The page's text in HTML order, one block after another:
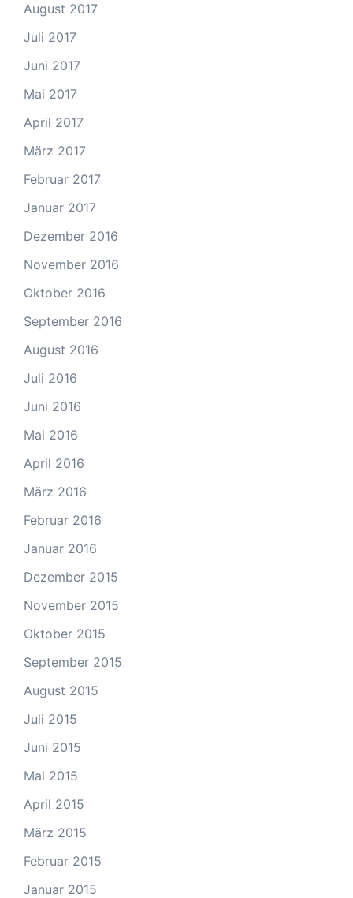
August 2017
Juli 2017
Juni 2017
Mai 2017
April 2017
März 2017
Februar 2017
Januar 2017
Dezember 2016
November 2016
Oktober 2016
September 2016
August 2016
Juli 2016
Juni 2016
Mai 2016
April 2016
März 2016
Februar 2016
Januar 2016
Dezember 2015
November 2015
Oktober 2015
September 2015
August 2015
Juli 2015
Juni 2015
Mai 2015
April 2015
März 2015
Februar 2015
Januar 2015